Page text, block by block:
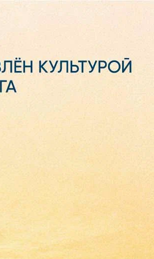
Мишель Баския,